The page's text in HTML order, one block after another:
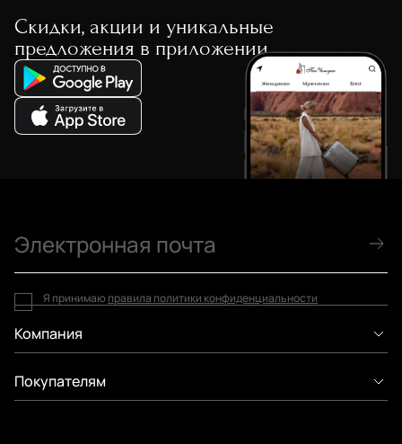
Скидки, акции и уникальные
предложения в приложении
Компания
Покупателям
Я принимаю правила политики конфиденциальности